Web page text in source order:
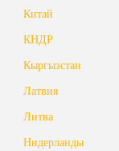
Китай
КНДР
Кыргызстан
Латвия
Литва
Нидерланды